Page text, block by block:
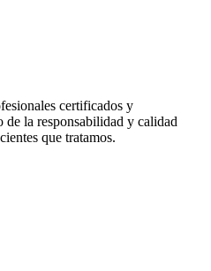
certificados y
de la responsabilidad y calidad
que tratamos.